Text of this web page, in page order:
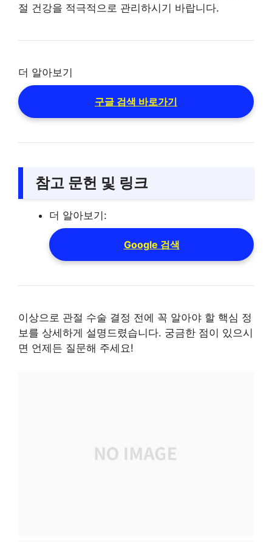
절 건강을 적극적으로 관리하시기 바랍니다.
더 알아보기
구글 검색 바로가기
참고 문헌 및 링크
더 알아보기:
Google 검색
이상으로 관절 수술 결정 전에 꼭 알아야 할 핵심 정
보를 상세하게 설명드렸습니다. 궁금한 점이 있으시
면 언제든 질문해 주세요!